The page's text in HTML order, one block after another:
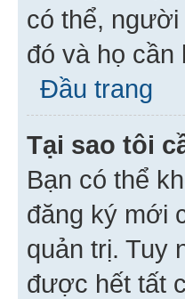
có thể, người
đó và họ cần
Đầu trang
Tại sao tôi
Bạn có thể
đăng ký mới
quản trị. Tuy
được hết tất